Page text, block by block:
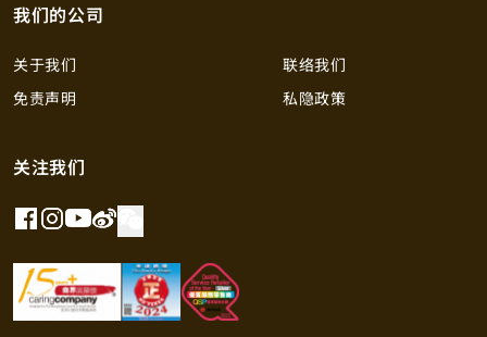
我们的公司
关于我们
联络我们
免责声明
私隐政策
关注我们